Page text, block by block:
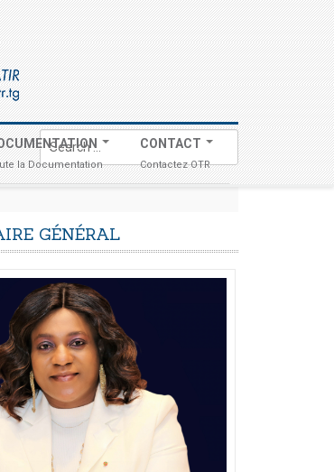
Search
...
la Documentation
CONTACT
Contactez OTR
À UN UNIQUE CHARGEMENT-
GÉNÉRAL